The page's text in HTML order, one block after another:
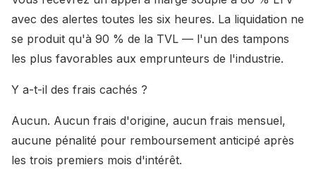
avec des alertes toutes les six heures. La liquidation ne
se produit qu'à 90 % de la TVL — l'un des tampons
les plus favorables aux emprunteurs de l'industrie.
Y a-t-il des frais cachés ?
Aucun. Aucun frais d'origine, aucun frais mensuel,
aucune pénalité pour remboursement anticipé après
les trois premiers mois d'intérêt.